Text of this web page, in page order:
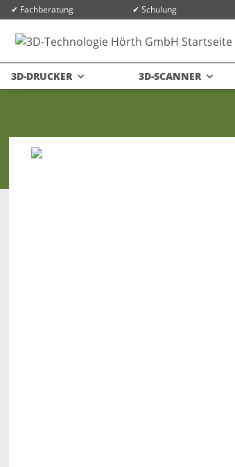
✔ Fachberatung ✔ Schulung
3D-DRUCKER 3D-SCANNER